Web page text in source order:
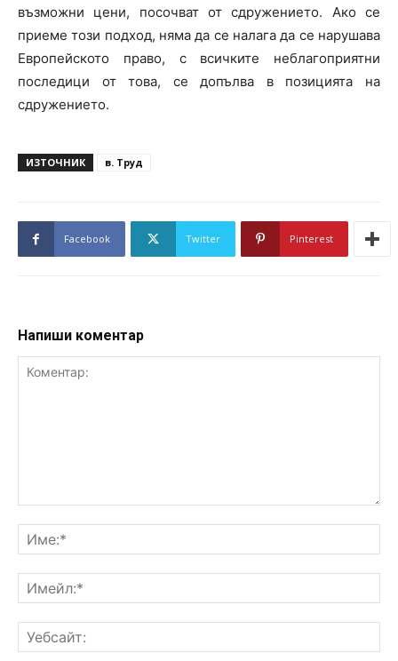
възможни цени, посочват от сдружението. Ако се
приеме този подход, няма да се налага да се нарушава
Европейското право, с всичките неблагоприятни
последици от това, се допълва в позицията на
сдружението.
ИЗТОЧНИК в. Труд
Facebook Twitter Pinterest
Напиши коментар